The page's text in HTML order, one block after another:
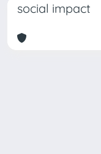
social impact